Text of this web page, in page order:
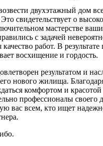
двухэтажный дом
свидетельствует о
мастерстве
с задачей
работ. В результате
восхищение и гордость.
результатом и
нового жилища.
комфортом и красотой
профессионалы своего
вас всем, кто ищет